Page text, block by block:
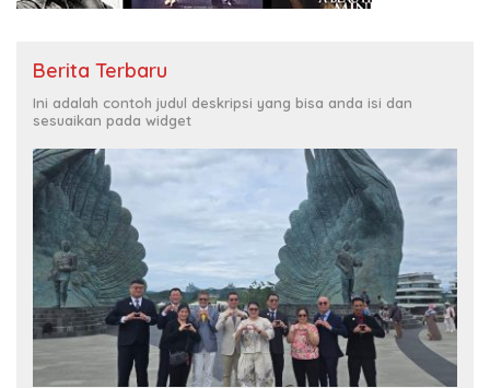
Berita Terbaru
Ini adalah contoh judul deskripsi yang bisa anda isi dan
sesuaikan pada widget